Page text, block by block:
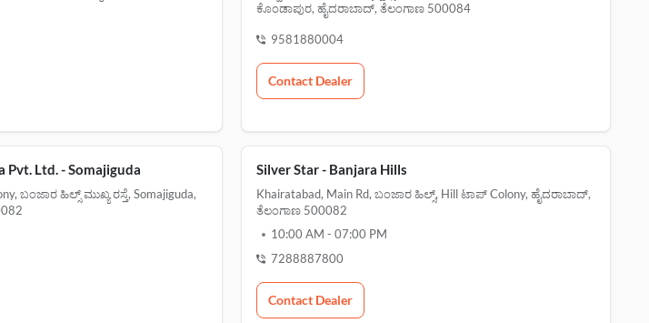
ಕೊಂಡಾಪುರ, ಹೈದರಾಬಾದ್, ತೆಲಂಗಾಣ 500084
9581880004
Contact Dealer
Pvt. Ltd. - Somajiguda
ಬಂಜಾರ ಹಿಲ್ಸ್ ಮುಖ್ಯ ರಸ್ತೆ, Somajiguda,
Silver Star - Banjara Hills
Khairatabad, Main Rd, ಬಂಜಾರ ಹಿಲ್ಸ್, Hill ಟಾಪ್ Colony, ಹೈದರಾಬಾದ್,
ತೆಲಂಗಾಣ 500082
10:00 AM -07:00 PM
7288887800
Contact Dealer